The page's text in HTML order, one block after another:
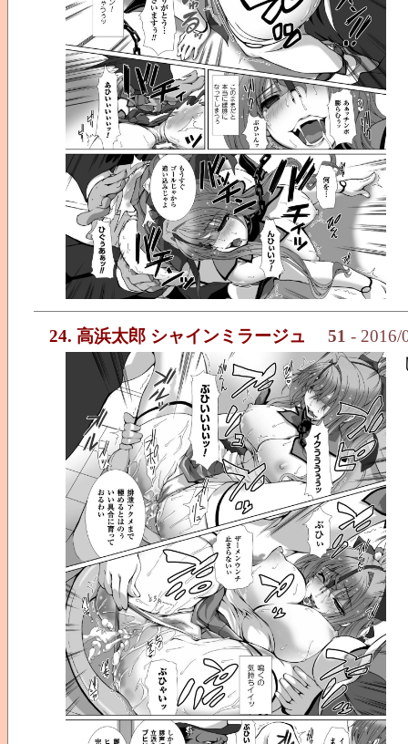
24. 高浜太郎 シャインミラージュ 51 - 2016/